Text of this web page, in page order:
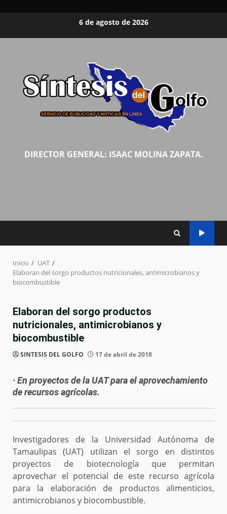
6 de agosto de 2026
DIRECTOR GENERAL: ISAAC MOLINA ZAPATA.
Inicio
UAT
Elaboran del sorgo productos nutricionales, antimicrobianos y
biocombustible
Elaboran del sorgo productos
nutricionales, antimicrobianos y
biocombustible
SINTESIS DEL GOLFO 17 de abril de 2018
· En proyectos de la UAT para el aprovechamiento
de recursos agrícolas.
Investigadores de la Universidad Autónoma de
Tamaulipas (UAT) utilizan el sorgo en distintos
proyectos de biotecnología que permitan
aprovechar el potencial de este recurso agrícola
para la elaboración de productos alimenticios,
antimicrobianos y biocombustible.